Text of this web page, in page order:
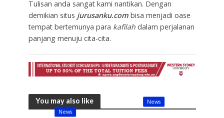
Tulisan anda sangat kami nantikan. Dengan
demikian situs jurusanku.combisa menjadi oase
tempat bertemunya para kafilah dalam perjalanan
panjang menuju cita-cita.
You may also like
News
News